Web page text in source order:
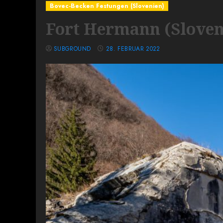
Bovec-Becken Festungen (Slovenien)
Fort Hermann
SUBGROUND 28. FEBRUAR 2022